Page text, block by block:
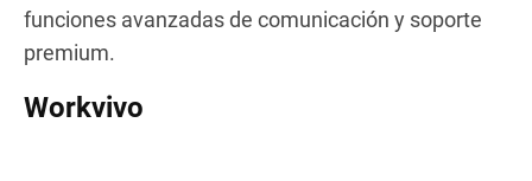
funciones avanzadas de comunicación y soporte
premium.
Workvivo